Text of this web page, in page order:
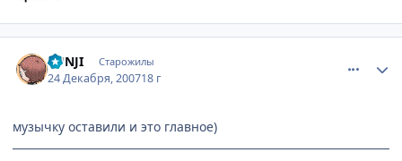
SUNJI Старожилы
24 Декабря, 200718 г
музычку оставили и это главное)